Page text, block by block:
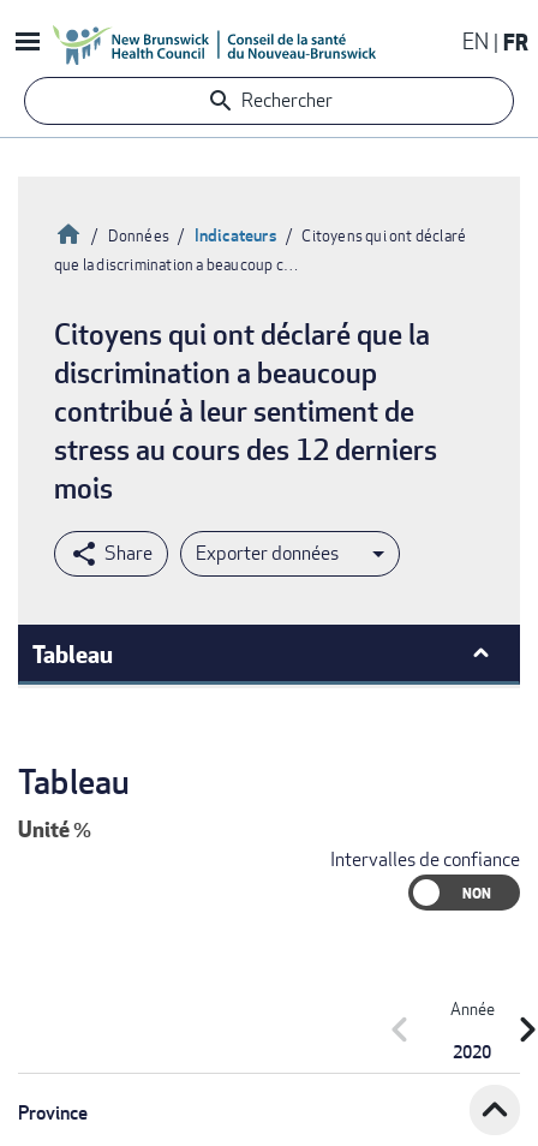
au
contenu
principal
EN FR
Rechercher
Fil
d'Ariane
Accueil
Données Indicateurs
Citoyens qui ont déclaré
que la discrimination a beaucoup c…
Citoyens qui ont déclaré que la
discrimination a beaucoup
contribué à leur sentiment de
stress au cours des 12 derniers
mois
Exporter données
Tableau
Tableau
Unité%
Intervalles de confiance
Année
2020
chevron_left
Province expand_less